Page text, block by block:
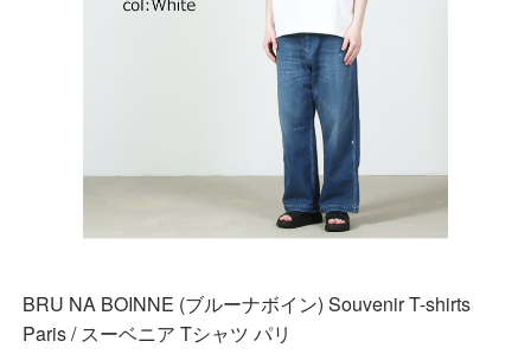
BRU NA BOINNE (ブルーナボイン) Souvenir T-shirts
Paris / スーベニア Tシャツ パリ